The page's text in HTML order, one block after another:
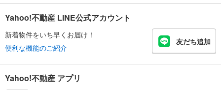
Yahoo!不動産 LINE公式アカウント
新着物件をいち早くお届け！
便利な機能のご紹介
友だち追加
Yahoo!不動産 アプリ